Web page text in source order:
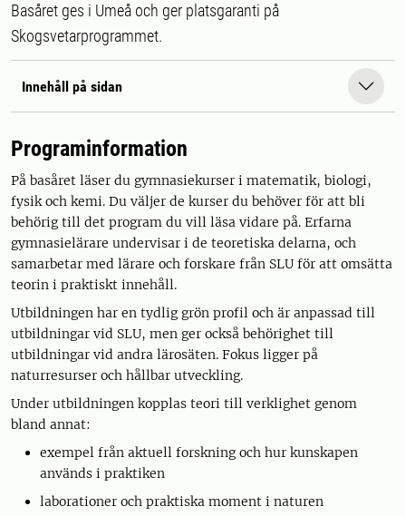
Basåret ges i Umeå och ger platsgaranti på
Skogsvetarprogrammet.
Innehåll på sidan
Programinformation
På basåret läser du gymnasiekurser i matematik, biologi,
fysik och kemi. Du väljer de kurser du behöver för att bli
behörig till det program du vill läsa vidare på. Erfarna
gymnasielärare undervisar i de teoretiska delarna, och
samarbetar med lärare och forskare från SLU för att omsätta
teorin i praktiskt innehåll.
Utbildningen har en tydlig grön profil och är anpassad till
utbildningar vid SLU, men ger också behörighet till
utbildningar vid andra lärosäten. Fokus ligger på
naturresurser och hållbar utveckling.
Under utbildningen kopplas teori till verklighet genom
bland annat:
exempel från aktuell forskning och hur kunskapen
används i praktiken
laborationer och praktiska moment i naturen